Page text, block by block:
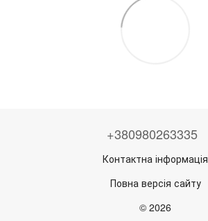
+380980263335
Контактна інформація
Повна версія сайту
© 2026